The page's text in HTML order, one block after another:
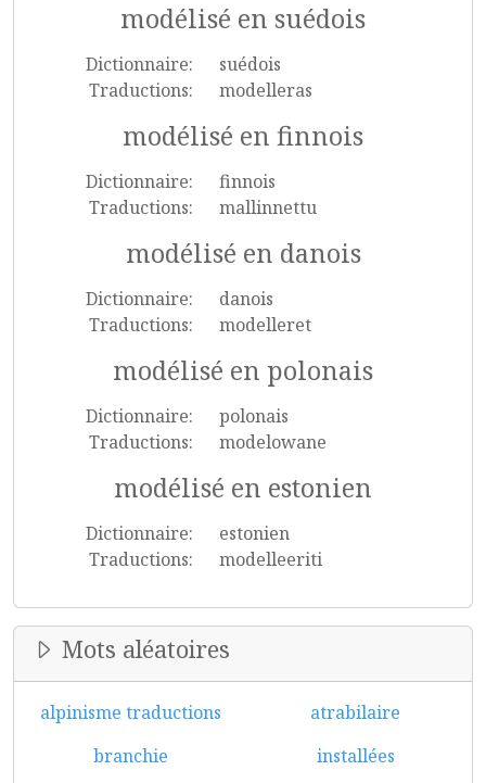
modélisé en suédois
Dictionnaire:
suédois
Traductions:
modelleras
modélisé en finnois
Dictionnaire:
finnois
Traductions:
mallinnettu
modélisé en danois
Dictionnaire:
danois
Traductions:
modelleret
modélisé en polonais
Dictionnaire:
polonais
Traductions:
modelowane
modélisé en estonien
Dictionnaire:
estonien
Traductions:
modelleeriti
Mots aléatoires
alpinisme traductions
atrabilaire
branchie
installées